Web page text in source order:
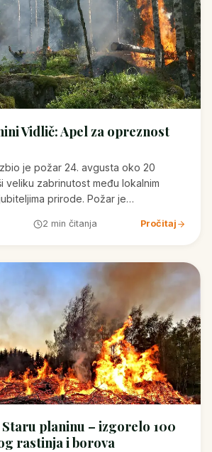
Vidlič: Apel za opreznost
je požar 24. avgusta oko 20
veliku zabrinutost među lokalnim
prirode. Požar je…
2 min čitanja Pročitaj
Staru planinu – izgorelo 100
rastinja i borova